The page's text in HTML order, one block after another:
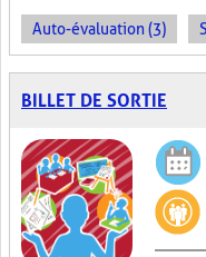
Auto-évaluation (3)
BILLET DE SORTIE